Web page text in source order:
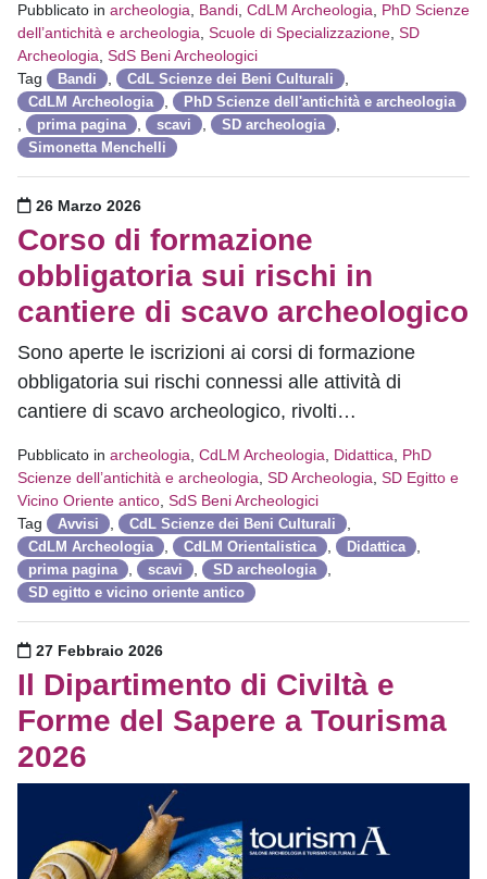
Pubblicato in archeologia, Bandi, CdLM Archeologia, PhD Scienze
dell’antichità e archeologia, Scuole di Specializzazione, SD
Archeologia, SdS Beni Archeologici
Tag
Bandi , CdL Scienze dei Beni Culturali ,
CdLM Archeologia , PhD Scienze dell'antichità e archeologia
, prima pagina , scavi , SD archeologia ,
Simonetta Menchelli
Pubblicato il
26 Marzo 2026
Corso di formazione
obbligatoria sui rischi in
cantiere di scavo archeologico
Sono aperte le iscrizioni ai corsi di formazione
obbligatoria sui rischi connessi alle attività di
cantiere di scavo archeologico, rivolti…
Pubblicato in archeologia, CdLM Archeologia, Didattica, PhD
Scienze dell’antichità e archeologia, SD Archeologia, SD Egitto e
Vicino Oriente antico, SdS Beni Archeologici
Tag
Avvisi , CdL Scienze dei Beni Culturali ,
CdLM Archeologia , CdLM Orientalistica , Didattica ,
prima pagina , scavi , SD archeologia ,
SD egitto e vicino oriente antico
Pubblicato il
27 Febbraio 2026
Il Dipartimento di Civiltà e
Forme del Sapere a Tourisma
2026